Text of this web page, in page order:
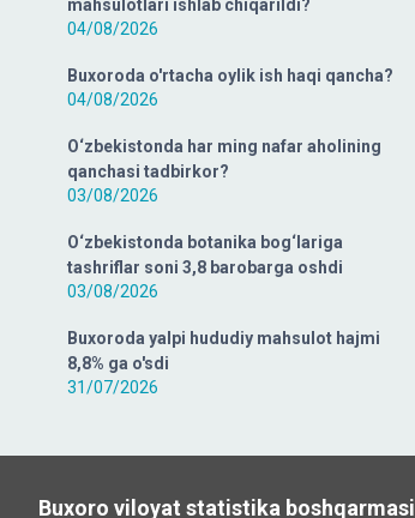
mahsulotlari ishlab chiqarildi?
04/08/2026
Buxoroda o'rtacha oylik ish haqi qancha?
04/08/2026
O‘zbekistonda har ming nafar aholining
qanchasi tadbirkor?
03/08/2026
O‘zbekistonda botanika bog‘lariga
tashriflar soni 3,8 barobarga oshdi
03/08/2026
Buxoroda yalpi hududiy mahsulot hajmi
8,8% ga o'sdi
31/07/2026
Buxoro viloyat statistika boshqarmasi